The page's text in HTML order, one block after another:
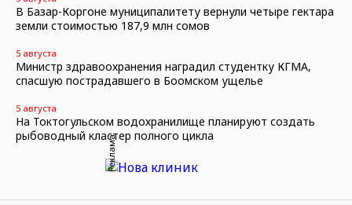
В Базар-Коргоне муниципалитету вернули четыре гектара
земли стоимостью 187,9 млн сомов
5 августа
Министр здравоохранения наградил студентку КГМА,
спасшую пострадавшего в Боомском ущелье
5 августа
На Токтогульском водохранилище планируют создать
рыбоводный кластер полного цикла
Реклама